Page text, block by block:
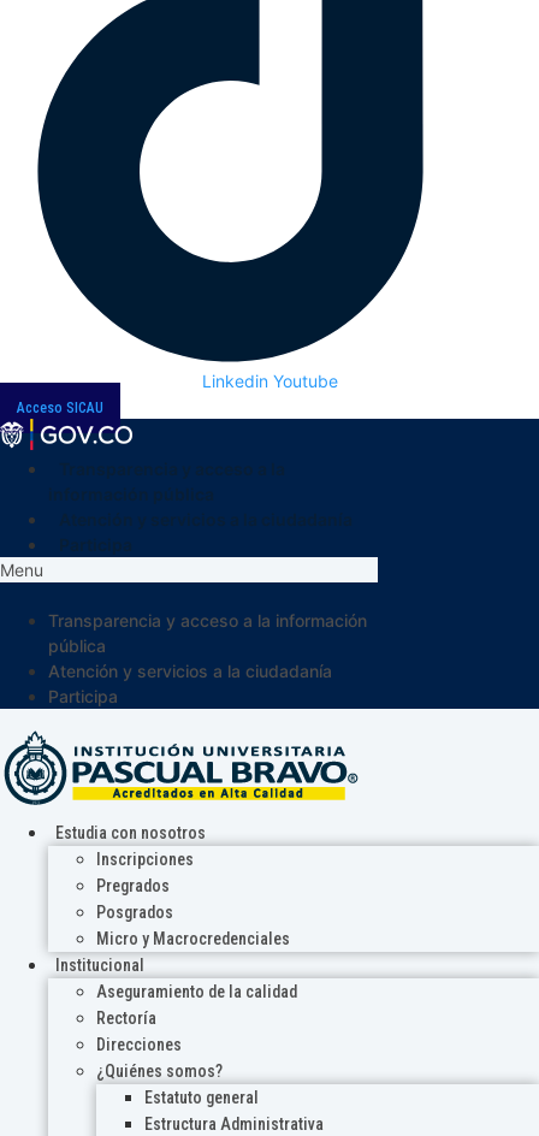
Linkedin Youtube
Acceso SICAU
Menu
Transparencia y acceso a la información
pública
Atención y servicios a la ciudadanía
Participa
Estudia con nosotros
Inscripciones
Pregrados
Posgrados
Micro y Macrocredenciales
Institucional
Aseguramiento de la calidad
Rectoría
Direcciones
¿Quiénes somos?
Estatuto general
Estructura Administrativa